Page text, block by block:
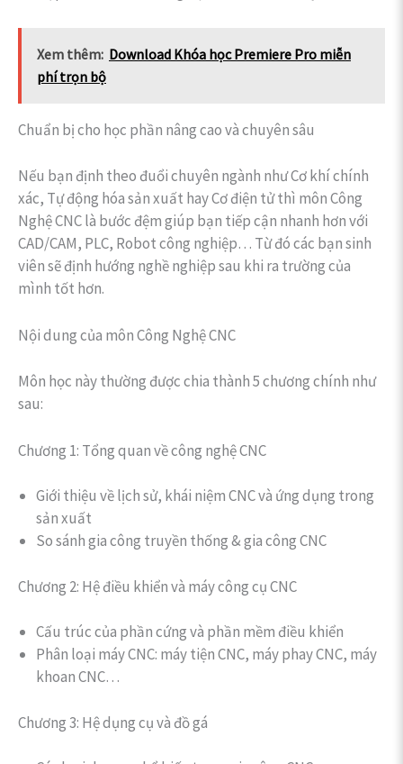
Xem thêm: Download Khóa học Premiere Pro miễn
phí trọn bộ
Chuẩn bị cho học phần nâng cao và chuyên sâu
Nếu bạn định theo đuổi chuyên ngành như Cơ khí chính
xác, Tự động hóa sản xuất hay Cơ điện tử thì môn Công
Nghệ CNC là bước đệm giúp bạn tiếp cận nhanh hơn với
CAD/CAM, PLC, Robot công nghiệp… Từ đó các bạn sinh
viên sẽ định hướng nghề nghiệp sau khi ra trường của
mình tốt hơn.
Nội dung của môn Công Nghệ CNC
Môn học này thường được chia thành 5 chương chính như
sau:
Chương 1: Tổng quan về công nghệ CNC
Giới thiệu về lịch sử, khái niệm CNC và ứng dụng trong
sản xuất
So sánh gia công truyền thống & gia công CNC
Chương 2: Hệ điều khiển và máy công cụ CNC
Cấu trúc của phần cứng và phần mềm điều khiển
Phân loại máy CNC: máy tiện CNC, máy phay CNC, máy
khoan CNC…
Chương 3: Hệ dụng cụ và đồ gá